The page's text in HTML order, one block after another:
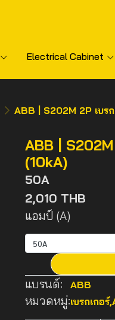
Electrical Cabinet
ABB | S202M 2P เบร
ABB |
(10kA)
50A
2,010 THB
แอมป์ (A)
50A
แบรนด์: ABB
หมวดหมู่:เบรกเกอร์,